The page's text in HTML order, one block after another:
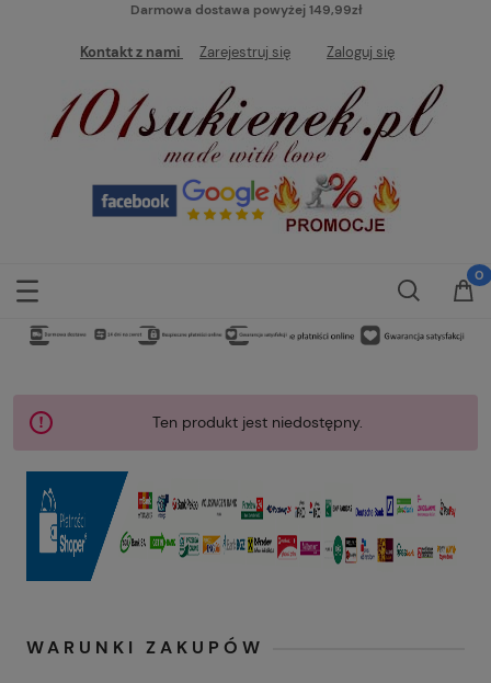
Darmowa dostawa powyżej 149,99zł
Kontakt z nami Zarejestruj się Zaloguj się
Ten produkt jest niedostępny.
WARUNKI ZAKUPÓW